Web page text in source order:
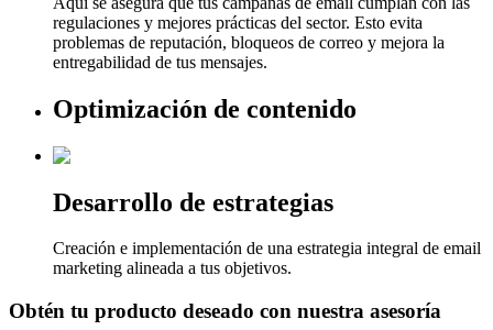
regulaciones y mejores prácticas del sector. Esto evita
problemas de reputación, bloqueos de correo y mejora la
entregabilidad de tus mensajes.
Optimización de contenido
Desarrollo de estrategias
Creación e implementación de una estrategia integral de email
marketing alineada a tus objetivos.
Obtén tu producto deseado con nuestra asesoría